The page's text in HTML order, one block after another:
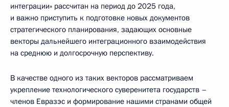
интеграции» рассчитан на период до 2025 года,
и важно приступить к подготовке новых документов
стратегического планирования, задающих основные
векторы дальнейшего интеграционного взаимодействия
на среднюю и долгосрочную перспективу.
В качестве одного из таких векторов рассматриваем
укрепление технологического суверенитета государств –
членов Евразэс и формирование нашими странами общей